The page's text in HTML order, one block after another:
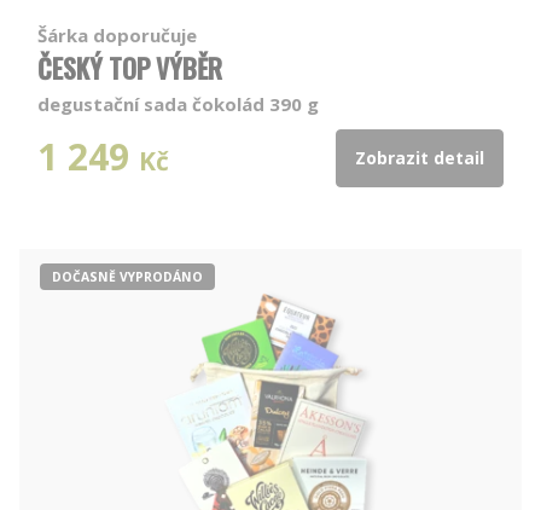
Šárka doporučuje
ČESKÝ TOP VÝBĚR
degustační sada čokolád 390 g
1 249 Kč Zobrazit detail
DOČASNĚ VYPRODÁNO